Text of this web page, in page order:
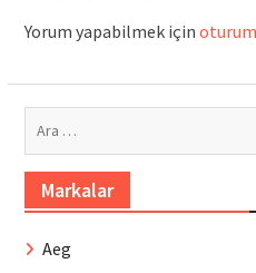
Yorum yapabilmek için oturum
Markalar
Aeg